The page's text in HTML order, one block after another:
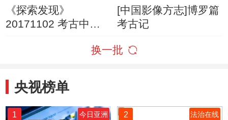
《探索发现》
20171102 考古中华
[中国影像方志]博罗篇
考古记
换一批
央视榜单
1 今日亚洲 2 法治在线